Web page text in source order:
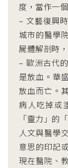
度，當作一
– 文藝復興
城市的醫學
屍體解剖時
– 歐洲古代
是放血。華
放血而亡。
病人吃掉或
「靈力」
人文與醫學
意思的印記
現在醫院、